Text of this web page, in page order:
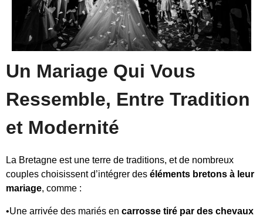
Un Mariage Qui Vous
Ressemble, Entre Tradition
et Modernité
La Bretagne est une terre de traditions, et de nombreux
couples choisissent d’intégrer des éléments bretons à leur
mariage, comme :
•Une arrivée des mariés en carrosse tiré par des chevaux